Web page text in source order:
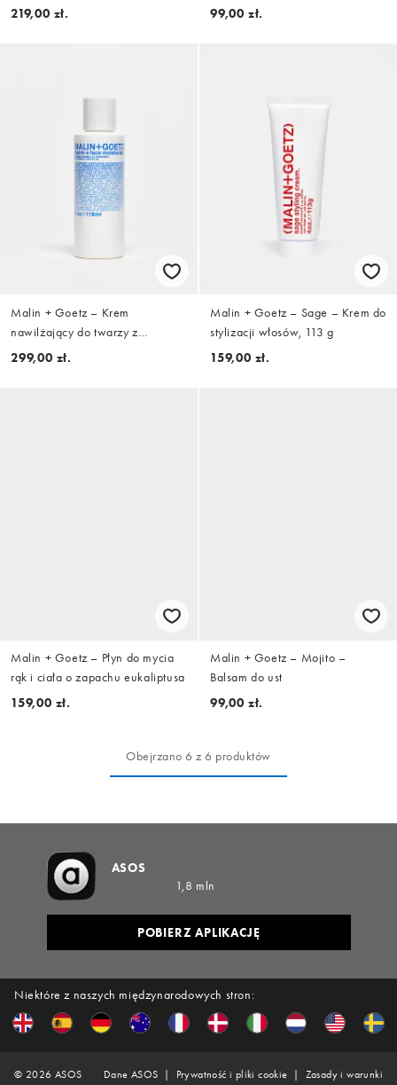
219,00 zł.
99,00 zł.
Malin + Goetz – Krem
nawilżający do twarzy z
witaminą E
299,00 zł.
Malin + Goetz – Sage – Krem do
stylizacji włosów, 113 g
159,00 zł.
Malin + Goetz – Płyn do mycia
rąk i ciała o zapachu eukaliptusa
159,00 zł.
Malin + Goetz – Mojito –
Balsam do ust
99,00 zł.
Obejrzano 6 z 6 produktów
Niektóre z naszych międzynarodowych stron:
ASOS
1,8 mln
POBIERZ APLIKACJĘ
© 2026 ASOS Dane ASOS Prywatność i pliki cookie Zasady i warunki